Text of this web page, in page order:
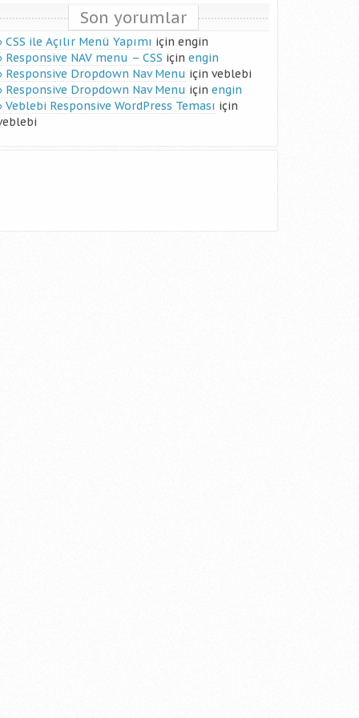
Son yorumlar
CSS ile Açılır Menü Yapımı için engin
Responsive NAV menu – CSS için engin
Responsive Dropdown Nav Menu için veblebi
Responsive Dropdown Nav Menu için engin
Veblebi Responsive WordPress Teması için